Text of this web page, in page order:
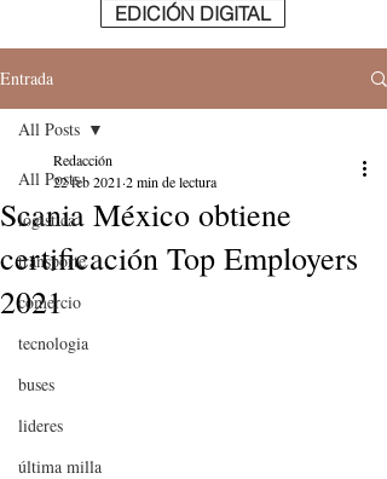
EDICIÓN DIGITAL
Entrada
All Posts
logistica
transporte
comercio
tecnologia
buses
lideres
última milla
All Posts
Scania México obtiene
certificación Top Employers
2021
Redacción
22 feb 2021 2 min de lectura